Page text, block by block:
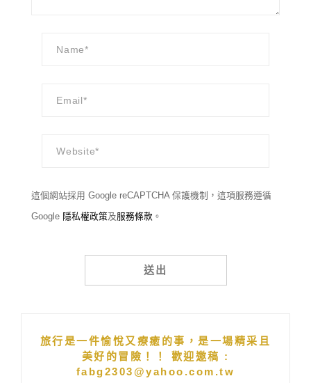
這個網站採用 Google reCAPTCHA 保護機制，這項服務遵循
Google 隱私權政策及服務條款 。
旅行是一件愉悅又療癒的事，是一場精采且
美好的冒險！！ 歡迎邀稿 :
fabg2303@yahoo.com.tw